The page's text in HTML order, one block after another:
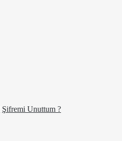
Şifremi Unuttum ?